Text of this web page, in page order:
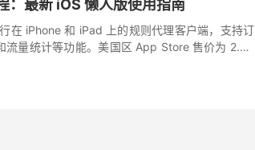
最新 iOS 懒人版使用指南
在 iPhone 和 iPad 上的规则代理客户端，支持订
量统计等功能。美国区 App Store 售价为 2.99